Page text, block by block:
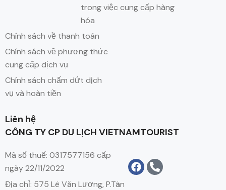
trong việc cung cấp hàng
hóa
Chính sách về thanh toán
Chính sách về phương thức
cung cấp dịch vụ
Chính sách chấm dứt dịch
vụ và hoàn tiền
Liên hệ
CÔNG TY CP DU LỊCH VIETNAMTOURIST
Mã số thuế: 0317577156 cấp
ngày 22/11/2022
Địa chỉ: 575 Lê Văn Lương, P.Tân